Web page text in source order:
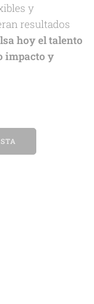
y
resultados
hoy el talento
impacto y